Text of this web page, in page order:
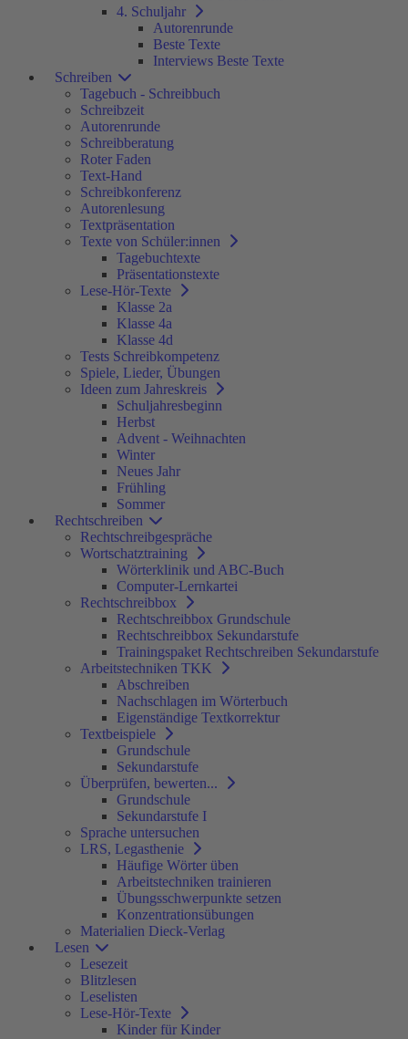
4. Schuljahr
Autorenrunde
Beste Texte
Interviews Beste Texte
Schreiben
Tagebuch - Schreibbuch
Schreibzeit
Autorenrunde
Schreibberatung
Roter Faden
Text-Hand
Schreibkonferenz
Autorenlesung
Textpräsentation
Texte von Schüler:innen
Tagebuchtexte
Präsentationstexte
Lese-Hör-Texte
Klasse 2a
Klasse 4a
Klasse 4d
Tests Schreibkompetenz
Spiele, Lieder, Übungen
Ideen zum Jahreskreis
Schuljahresbeginn
Herbst
Advent - Weihnachten
Winter
Neues Jahr
Frühling
Sommer
Rechtschreiben
Rechtschreibgespräche
Wortschatztraining
Wörterklinik und ABC-Buch
Computer-Lernkartei
Rechtschreibbox
Rechtschreibbox Grundschule
Rechtschreibbox Sekundarstufe
Trainingspaket Rechtschreiben Sekundarstufe
Arbeitstechniken TKK
Abschreiben
Nachschlagen im Wörterbuch
Eigenständige Textkorrektur
Textbeispiele
Grundschule
Sekundarstufe
Überprüfen, bewerten...
Grundschule
Sekundarstufe I
Sprache untersuchen
LRS, Legasthenie
Häufige Wörter üben
Arbeitstechniken trainieren
Übungsschwerpunkte setzen
Konzentrationsübungen
Materialien Dieck-Verlag
Lesen
Lesezeit
Blitzlesen
Leselisten
Lese-Hör-Texte
Kinder für Kinder